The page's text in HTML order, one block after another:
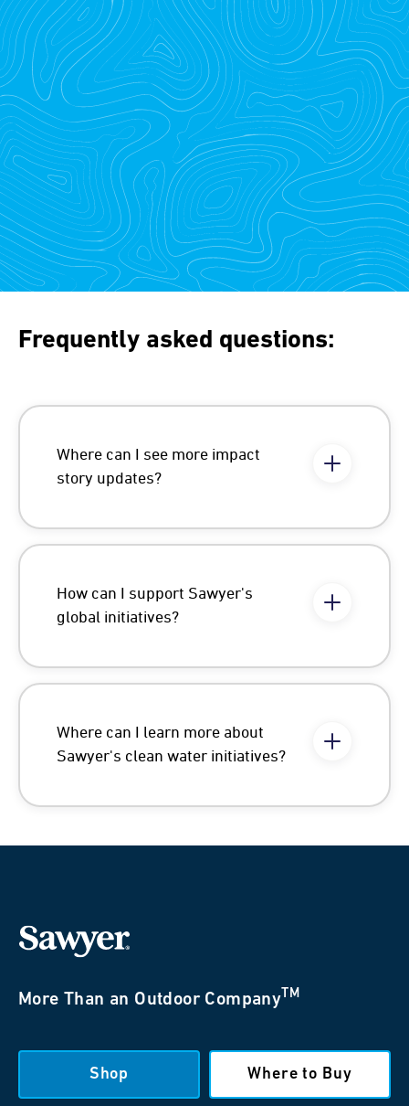
Frequently asked questions:
Where can I see more impact
story updates?
How can I support Sawyer's
global initiatives?
Where can I learn more about
Sawyer's clean water initiatives?
More Than an Outdoor Company TM
Shop Where to Buy